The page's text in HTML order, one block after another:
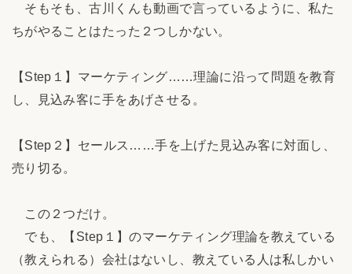
そもそも、古川くんも動画で言っているように、私た
ちがやることはたった２つしかない。
【Step１】マーケティング……理論に沿って問題を教育
し、見込み客に手をあげさせる。
【Step２】セールス……手を上げた見込み客に対面し、
売り切る。
この２つだけ。
でも、【Step１】のマーケティング理論を教えている
（教えられる）会社はないし、教えている人は私しかい